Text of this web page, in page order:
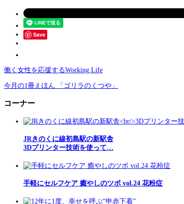
Save
働く女性を応援するWorking Life
今月の1冊えほん 「ゴリラのくつや」
コーナー
JRきのくに線初島駅の新駅舎
3Dプリンター技術を使って…
手軽にセルフケア 癒やしのツボ vol.24 花粉症